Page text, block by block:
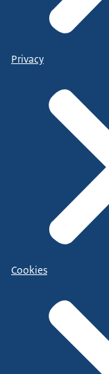
Privacy
Cookies